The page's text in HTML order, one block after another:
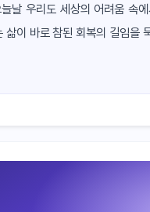
날 우리도 세상의 어려움 속
이 바로 참된 회복의 길임을